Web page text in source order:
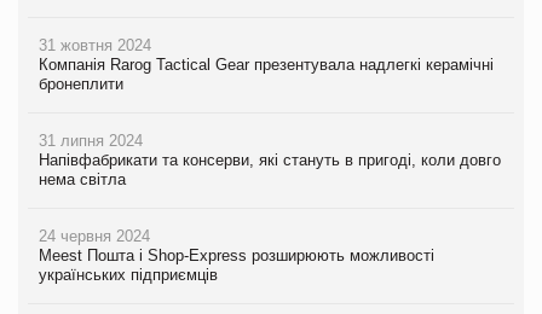
31 жовтня 2024
Компанія Rarog Tactical Gear презентувала надлегкі керамічні
бронеплити
31 липня 2024
Напівфабрикати та консерви, які стануть в пригоді, коли довго
нема світла
24 червня 2024
Meest Пошта і Shop-Express розширюють можливості
українських підприємців